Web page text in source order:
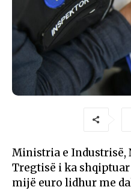
Ministria e Industrisë,
Tregtisë i ka shqiptuar
mijë euro lidhur me